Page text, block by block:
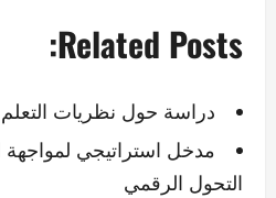
Related Posts:
دراسة حول نظريات التعلم
مدخل استراتيجي
التحول الرقمي